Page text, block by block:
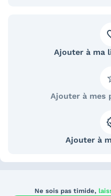
Ajouter à ma
Ajouter à mes
Ajouter à
Ne sois pas timide,